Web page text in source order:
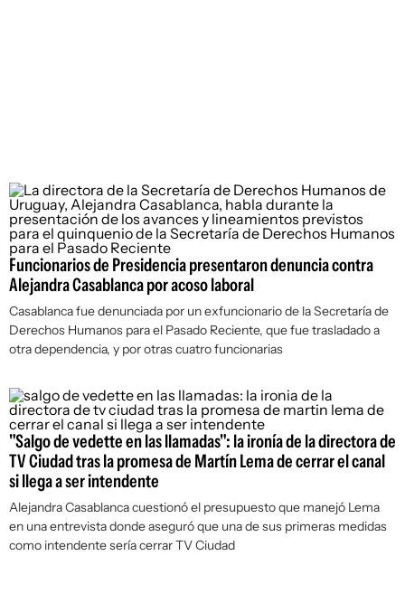
Funcionarios de Presidencia presentaron denuncia contra
Alejandra Casablanca por acoso laboral
Casablanca fue denunciada por un exfuncionario de la Secretaría de
Derechos Humanos para el Pasado Reciente, que fue trasladado a
otra dependencia, y por otras cuatro funcionarias
"Salgo de vedette en las llamadas": la ironía de la directora de
TV Ciudad tras la promesa de Martín Lema de cerrar el canal
si llega a ser intendente
Alejandra Casablanca cuestionó el presupuesto que manejó Lema
en una entrevista donde aseguró que una de sus primeras medidas
como intendente sería cerrar TV Ciudad